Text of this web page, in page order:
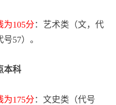
为105分 ：艺术类（文，代
57）。
本科
为175分 ：文史类（代号